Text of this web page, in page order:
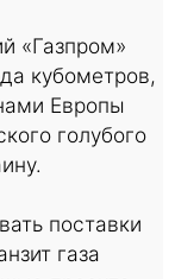
«Газпром»
кубометров,
Европы
голубого
поставки
газа